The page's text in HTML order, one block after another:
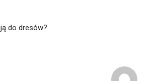
do dresów?